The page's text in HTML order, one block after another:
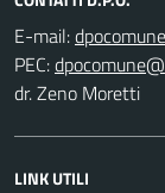
E-mail:
PEC:
dr. Zeno Moretti
LINK UTILI